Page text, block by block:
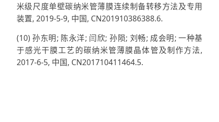
米级尺度单壁碳纳米管薄膜连续制备转移方法及专用
装置, 2019-5-9, 中国, CN201910386388.6.
(10) 孙东明; 陈永洋; 闫欣; 孙陨; 刘畅; 成会明; 一种基
于感光干膜工艺的碳纳米管薄膜晶体管及制作方法,
2017-6-5, 中国, CN201710411464.5.